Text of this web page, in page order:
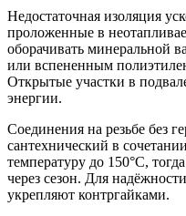
Недостаточная изоляция
проложенные в
оборачивать минеральной
или вспененным
Открытые участки в
энергии.
Соединения на резьбе без
сантехнический в
температуру до 150°C,
через сезон. Для
укрепляют контргайками.